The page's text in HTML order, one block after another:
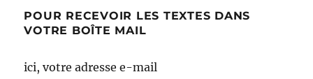
POUR RECEVOIR LES TEXTES DANS
VOTRE BOÎTE MAIL
ici, votre adresse e-mail